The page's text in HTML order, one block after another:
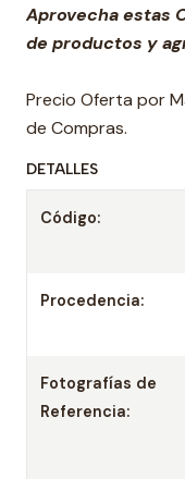
Aprovecha estas
de productos y
Precio Oferta por
de Compras.
DETALLES
Código:
Procedencia:
Fotografías de
Referencia: